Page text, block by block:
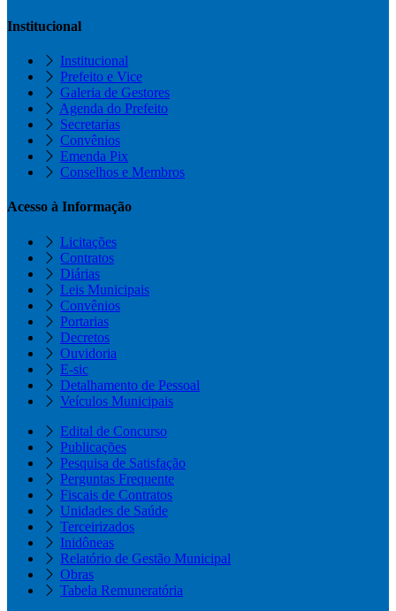
Institucional
Institucional
Prefeito e Vice
Galeria de Gestores
Agenda do Prefeito
Secretarias
Convênios
Emenda Pix
Conselhos e Membros
Acesso à Informação
Licitações
Contratos
Diárias
Leis Municipais
Convênios
Portarias
Decretos
Ouvidoria
E-sic
Detalhamento de Pessoal
Veículos Municipais
Edital de Concurso
Publicações
Pesquisa de Satisfação
Perguntas Frequente
Fiscais de Contratos
Unidades de Saúde
Terceirizados
Inidôneas
Relatório de Gestão Municipal
Obras
Tabela Remuneratória